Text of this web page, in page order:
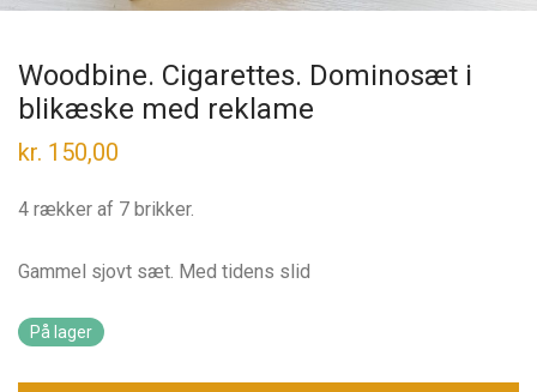
Woodbine. Cigarettes. Dominosæt i
blikæske med reklame
kr. 150,00
4 rækker af 7 brikker.
Gammel sjovt sæt. Med tidens slid
På lager